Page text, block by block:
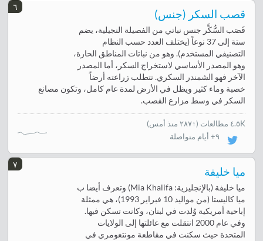
٦
قصب السكر (جنس)
قَصَب السُّكَّر جنس نباتي من الفصيلة النجيلية، يضم
ستة إلى 37 نوعاً (يختلف العدد حسب النظام
التصنيفي المستخدم). وهو من نباتات المناطق الحارة،
وهو المصدر الأساسي لاستخراج السكر، أما المصدر
الآخر فهو الشمندر السكري. تتطلب زراعته أرضاً
خصبة وماء كثير ويظل في الأرض لمدة عام كامل، وتكون مصانع
السكر في وسط مزارع القصب.
٤.٥K مطالعات (↑٢٨٧ منذ أمس
)
٩+ أيام متواصلة
٧
ميا خليفة
ميا خليفة (بالإنجليزية: Mia Khalifa) وتعرف أيضا ب
ميا كاليستا (من مواليد 10 فبراير 1993)، هي ممثلة
إباحية أمريكية وُلدت في لبنان، وكانت تسكن فيها.
وفي عام 2000 انتقلت مع عائلتها إلى الولايات
المتحدة حيث سكنت في مقاطعة مونتغومري في